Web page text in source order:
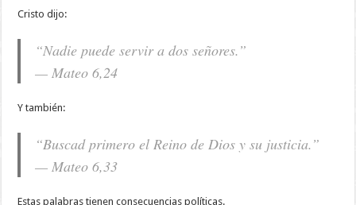
Cristo dijo:
“Nadie puede servir a dos señores.”
— Mateo 6,24
Y también:
“Buscad primero el Reino de Dios y su justicia.”
— Mateo 6,33
Estas palabras tienen consecuencias políticas.